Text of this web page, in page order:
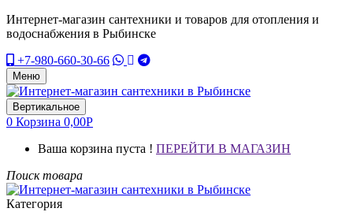
Интернет-магазин сантехники и товаров для отопления и
водоснабжения в Рыбинске
+7-980-660-30-66
Меню
Вертикальное
0 Корзина 0,00Р
Ваша корзина пуста ! ПЕРЕЙТИ В МАГАЗИН
Поиск товара
Категория